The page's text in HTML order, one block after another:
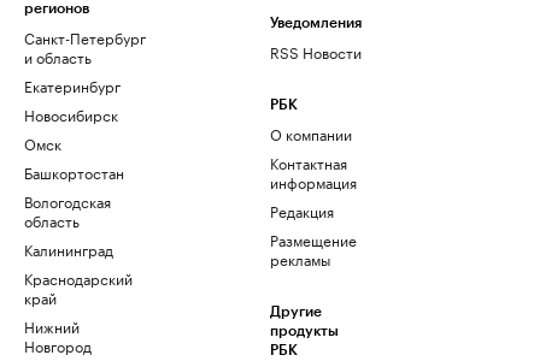
регионов
Санкт-Петербург
и область
Екатеринбург
Новосибирск
Омск
Башкортостан
Вологодская
область
Калининград
Краснодарский
край
Нижний
Новгород
Уведомления
RSS Новости
РБК
О компании
Контактная
информация
Редакция
Размещение
рекламы
Другие
продукты
РБК